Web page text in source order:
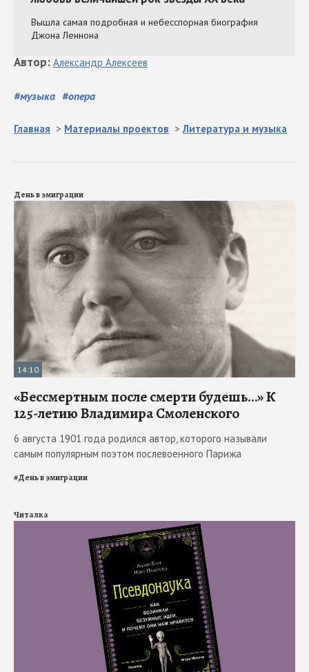
#музыка #опера
Автор: Александр Алексеев
Главная > Материалы проектов >Литература и музыка
День в эмиграции
14:10
«Бессмертным после смерти будешь…» К
125-летию Владимира Смоленского
6 августа 1901 года родился автор, которого называли
самым популярным поэтом послевоенного Парижа
#День в эмиграции
Читалка